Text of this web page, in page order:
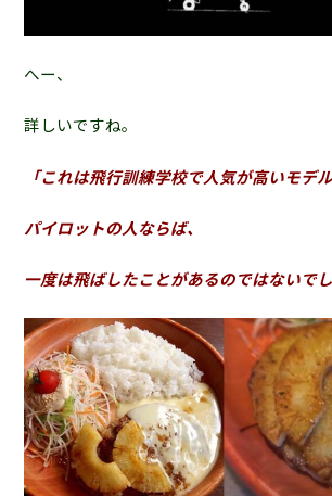
へー、
詳しいですね。
「これは飛行訓練学校で人気が高いモデル
パイロットの人ならば、
一度は飛ばしたことがあるのではないで